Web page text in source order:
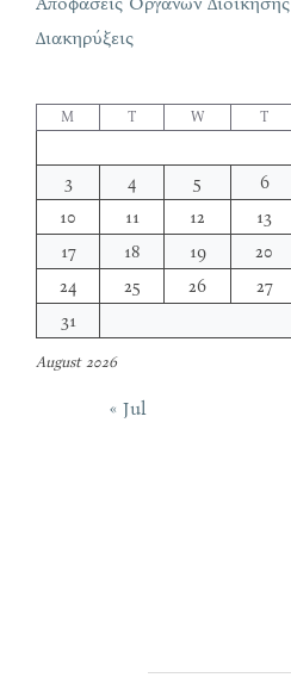
Διακηρύξεις
August 2026
M T W T
3
4 5 6
10
11 12 13
17
18 19 20
24
25 26 27
31
« Jul